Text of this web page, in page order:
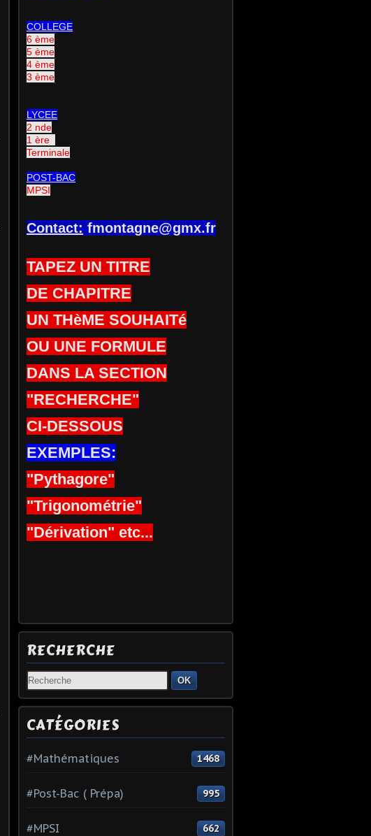
COLLEGE
6 ème
5 ème
4 ème
3 ème
LYCEE
2 nde
1 ère
Terminale
POST-BAC
MPSI
Contact: fmontagne@gmx.fr
TAPEZ UN TITRE
DE CHAPITRE
UN THèME SOUHAITé
OU UNE FORMULE
DANS LA SECTION
"RECHERCHE"
CI-DESSOUS
EXEMPLES:
"Pythagore"
"Trigonométrie"
"Dérivation" etc...
RECHERCHE
OK
CATÉGORIES
#Mathématiques 1468
#Post-Bac ( Prépa) 995
#MPSI 662